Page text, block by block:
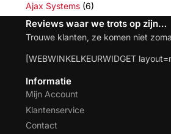
Ajax Systems (6)
Reviews waar we trots op zijn…
Trouwe klanten, ze komen niet
[WEBWINKELKEURWIDGET
Informatie
Mijn Account
Klantenservice
Contact